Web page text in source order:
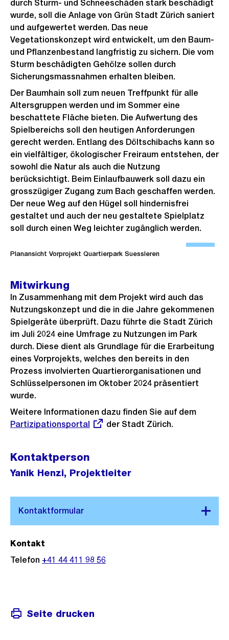
durch Sturm- und Schneeschäden stark beschädigt
wurde, soll die Anlage von Grün Stadt Zürich saniert
und aufgewertet werden. Das neue
Vegetationskonzept wird entwickelt, um den Baum-
und Pflanzenbestand langfristig zu sichern. Die vom
Sturm beschädigten Gehölze sollen durch
Sicherungsmassnahmen erhalten bleiben.
Der Baumhain soll zum neuen Treffpunkt für alle
Altersgruppen werden und im Sommer eine
beschattete Fläche bieten. Die Aufwertung des
Spielbereichs soll den heutigen Anforderungen
gerecht werden. Entlang des Döltschibachs kann so
ein vielfältiger, ökologischer Freiraum entstehen, der
sowohl die Natur als auch die Nutzung
berücksichtigt. Beim Einlaufbauwerk soll dazu ein
grosszügiger Zugang zum Bach geschaffen werden.
Der neue Weg auf den Hügel soll hindernisfrei
gestaltet und auch der neu gestaltete Spielplatz
soll durch einen Weg leichter zugänglich werden.
B
i
d
c
Planansicht Vorprojekt Quartierpark Suessleren
Mitwirkung
In Zusammenhang mit dem Projekt wird auch das
Nutzungskonzept und die in die Jahre gekommenen
Spielgeräte überprüft. Dazu führte die Stadt Zürich
im Juli 2024 eine Umfrage zu Nutzungen im Park
durch. Diese dient als Grundlage für die Erarbeitung
eines Vorprojekts, welches den bereits in den
Prozess involvierten Quartierorganisationen und
Schlüsselpersonen im Oktober 2024 präsentiert
wurde.
Weitere Informationen dazu finden Sie auf dem
Partizipationsportal der Stadt Zürich.
Kontaktperson
Yanik Henzi, Projektleiter
Kontakt
Telefon +41 44 411 98 56
Seite drucken